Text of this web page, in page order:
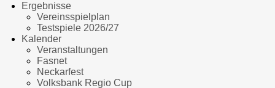
Ergebnisse
Vereinsspielplan
Testspiele 2026/27
Kalender
Veranstaltungen
Fasnet
Neckarfest
Volksbank Regio Cup